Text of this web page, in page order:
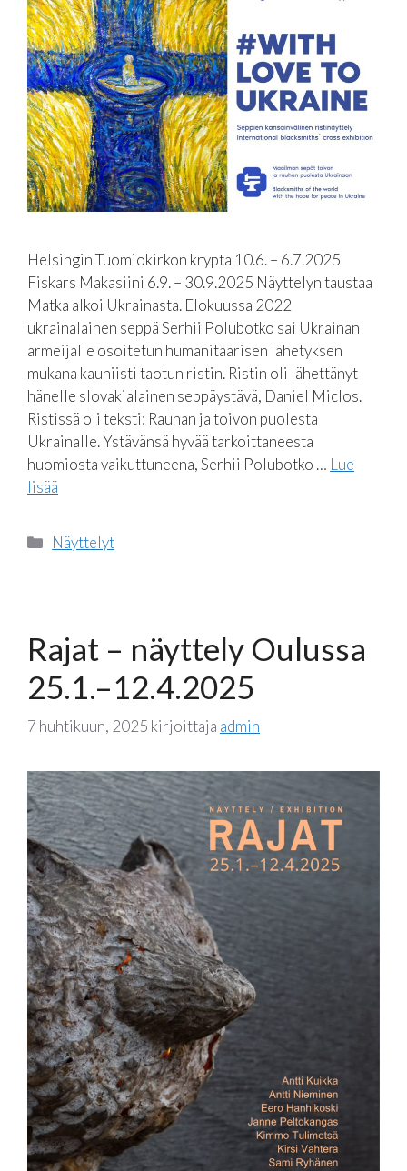
Helsingin Tuomiokirkon krypta 10.6. – 6.7.2025
Fiskars Makasiini 6.9. – 30.9.2025 Näyttelyn taustaa
Matka alkoi Ukrainasta. Elokuussa 2022
ukrainalainen seppä Serhii Polubotko sai Ukrainan
armeijalle osoitetun humanitäärisen lähetyksen
mukana kauniisti taotun ristin. Ristin oli lähettänyt
hänelle slovakialainen seppäystävä, Daniel Miclos.
Ristissä oli teksti: Rauhan ja toivon puolesta
Ukrainalle. Ystävänsä hyvää tarkoittaneesta
huomiosta vaikuttuneena, Serhii Polubotko … Lue
lisää
Kategoriat
Näyttelyt
Rajat – näyttely Oulussa
25.1.–12.4.2025
7 huhtikuun, 2025 kirjoittaja admin